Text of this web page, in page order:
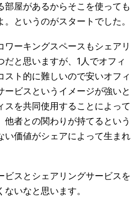
部屋があるからそこを使っても
。というのがスタートでした。
ワーキングスペースもシェアリ
だと思いますが、1人でオフィ
スト的に難しいので安いオフィ
ービスというイメージが強いと
スを共同使用することによって
他者との関わりが持てるという
い価値がシェアによって生まれ
ビスとシェアリングサービスを
いなと思います。